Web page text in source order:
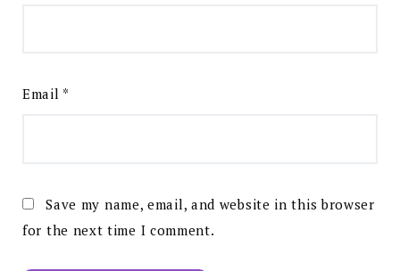
Email *
Save my name, email, and website in this browser
for the next time I comment.